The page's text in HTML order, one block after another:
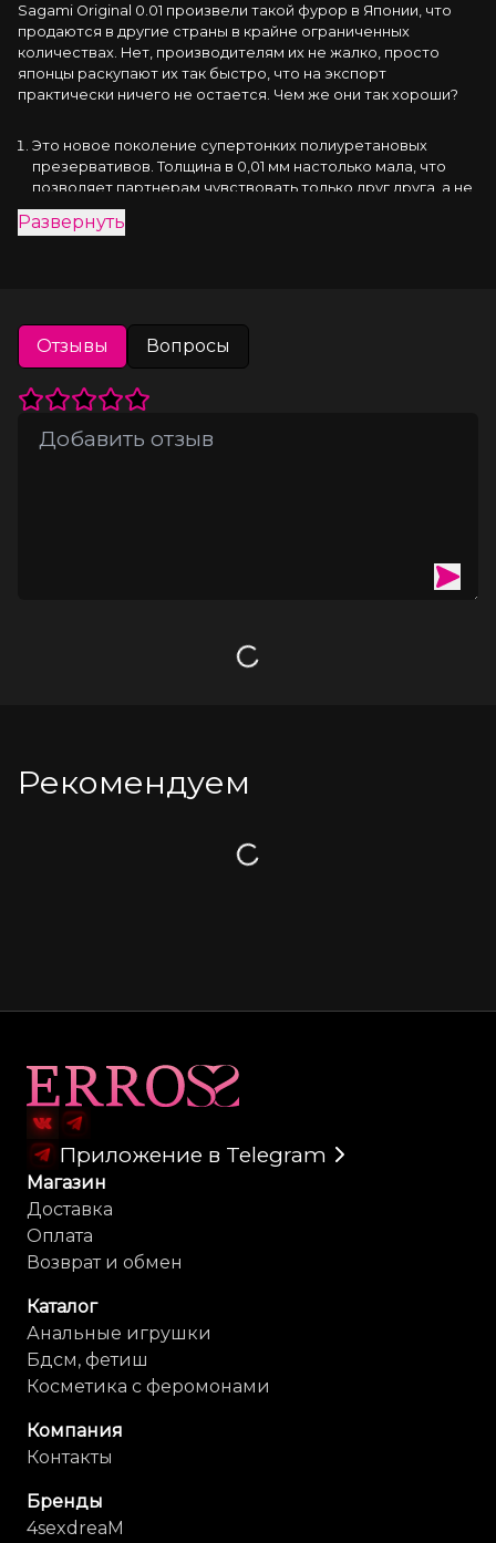
Sagami Original 0.01 произвели такой фурор в Японии, что
продаются в другие страны в крайне ограниченных
количествах. Нет, производителям их не жалко, просто
японцы раскупают их так быстро, что на экспорт
практически ничего не остается. Чем же они так хороши?
Это новое поколение супертонких полиуретановых
презервативов. Толщина в 0,01 мм настолько мала, что
позволяет партнерам чувствовать только друг друга, а не
презерватив.
Несмотря на ультратонкие стенки, Sagami Original 0.01
Не содержат протеинов и химических катализаторов, а
значит, полностью гипоаллергенны и подходят даже
Полиуретановые презервативы обладают нейтральным
латексные.
Развернуть
Отзывы Вопросы
Загрузка
Рекомендуем
Загрузка
Приложение в Telegram
Магазин
Доставка
Оплата
Возврат и обмен
Каталог
Анальные игрушки
Бдсм, фетиш
Косметика с феромонами
Компания
Контакты
Бренды
4sexdreaM
Карта сайта